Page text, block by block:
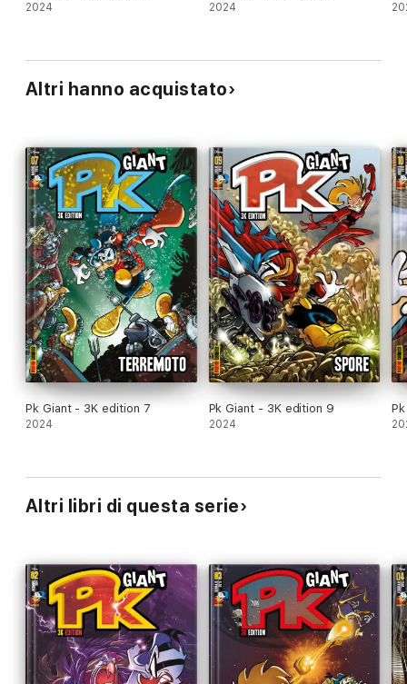
2024 2024
Altri hanno acquistato
Pk Giant - 3K edition 7
2024
Pk Giant - 3K edition 9
2024
Altri libri di questa serie